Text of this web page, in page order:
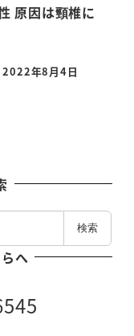
原因は頸椎に
投稿日
2022年8月4日
検索
へ